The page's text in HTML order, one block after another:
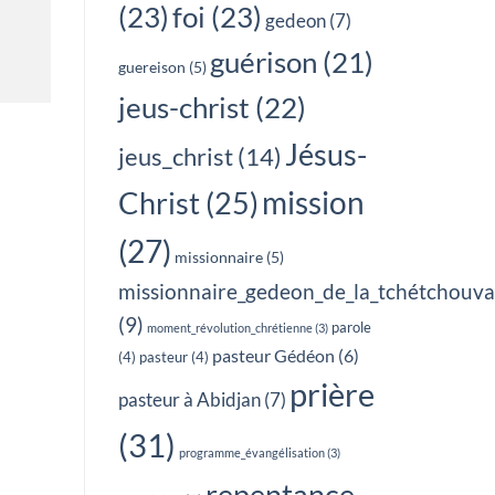
(23)foi (23) gedeon(7)
guereison (5) guérison (21)
jeus-christ (22)
jeus_christ(14) Jésus-
Christ(25) mission
(27) missionnaire (5)
(9) moment_révolution_chrétienne(3) parole
(4) pasteur (4) pasteur Gédéon (6)
pasteur à Abidjan(7) prière
(31) programme_évangélisation(3)